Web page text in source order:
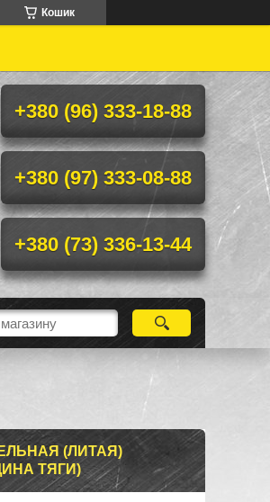
Кошик
+380 (96) 333-18-88
+380 (97) 333-08-88
+380 (73) 336-13-44
(ЛИТАЯ)
ТЯГИ)